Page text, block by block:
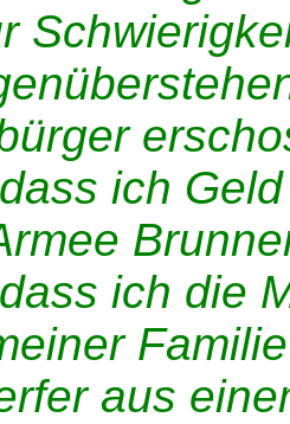
ich
ich die
aus